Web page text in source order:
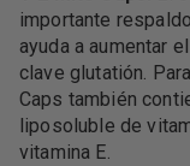
importante
ayuda a aumentar
clave glutatión.
Caps también
liposoluble de
vitamina E.